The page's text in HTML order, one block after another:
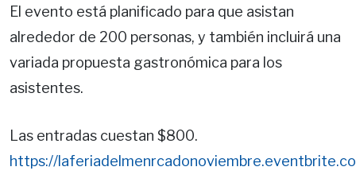
El evento está planificado para que asistan
alrededor de 200 personas, y también incluirá una
variada propuesta gastronómica para los
asistentes.
Las entradas cuestan $800.
https://